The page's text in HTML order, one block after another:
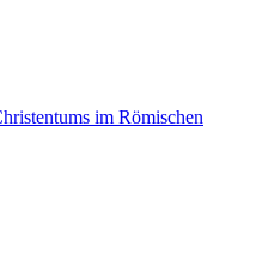
im Römischen